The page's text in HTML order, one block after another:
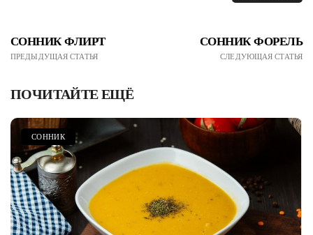
СОННИК ФЛИРТ
ПРЕДЫДУЩАЯ СТАТЬЯ
СОННИК ФОРЕЛЬ
СЛЕДУЮЩАЯ СТАТЬЯ
ПОЧИТАЙТЕ ЕЩЁ
СОННИК